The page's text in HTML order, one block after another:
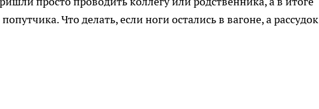
Что делать, если ноги остались в вагоне, а рассудок